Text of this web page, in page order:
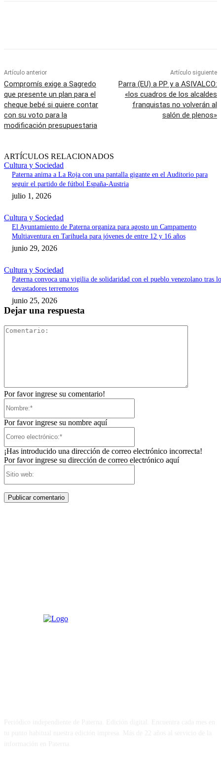
Artículo anterior
Compromís exige a Sagredo
que presente un plan para el
cheque bebé si quiere contar
con su voto para la
modificación presupuestaria
Artículo siguiente
Parra (EU) a PP y a ASIVALCO:
«los cuadros de los alcaldes
franquistas no volverán al
salón de plenos»
ARTÍCULOS RELACIONADOS
Cultura y Sociedad
Paterna anima a La Roja con una pantalla gigante en el Auditorio para
seguir el partido de fútbol España-Austria
julio 1, 2026
Cultura y Sociedad
El Ayuntamiento de Paterna organiza para agosto un Campamento
Multiaventura en Tarihuela para jóvenes de entre 12 y 16 años
junio 29, 2026
Cultura y Sociedad
Paterna convoca una vigilia de solidaridad con el pueblo venezolano tras
devastadores terremotos
junio 25, 2026
Dejar una respuesta
Por favor ingrese su comentario!
Por favor ingrese su nombre aquí
¡Has introducido una dirección de correo electrónico incorrecta!
Por favor ingrese su dirección de correo electrónico aquí